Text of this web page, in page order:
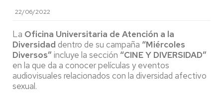
22/06/2022
La Oficina Universitaria de Atención a la
Diversidad dentro de su campaña “Miércoles
Diversos”incluye la sección “CINE Y DIVERSIDAD”
en la que da a conocer películas y eventos
audiovisuales relacionados con la diversidad afectivo
sexual.